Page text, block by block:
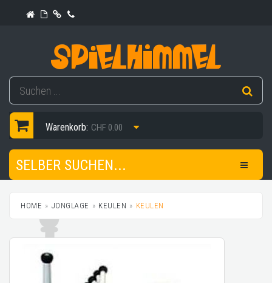
Warenkorb: CHF 0.00
SELBER SUCHEN...
HOME JONGLAGE KEULEN KEULEN